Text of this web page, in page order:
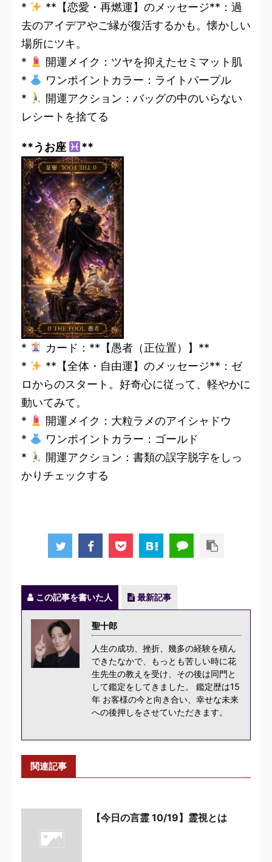
*
**【恋愛・再燃運】のメッセージ**：過
去のアイデアやご縁が復活するかも。懐かしい
場所にツキ。
*
開運メイク：ツヤを抑えたセミマット肌
*
ワンポイントカラー：ライトパープル
*
開運アクション：バッグの中のいらない
レシートを捨てる
**うお座 **
*
カード：**【愚者（正位置）】**
*
**【全体・自由運】のメッセージ**：ゼ
ロからのスタート。好奇心に従って、軽やかに
動いてみて。
*
開運メイク：大粒ラメのアイシャドウ
*
ワンポイントカラー：ゴールド
*
開運アクション：書類の誤字脱字をしっ
かりチェックする
この記事を書いた人 最新記事
聖十郎
人生の成功、挫折、幾多の経験を積ん
できたなかで、もっとも苦しい時に花
生先生の教えを受け、その後は同門と
して鑑定をしてきました。 鑑定歴は15
年 お客様の今と向き合い、幸せな未来
への後押しをさせていただきます。
関連記事
【今日の言霊 10/19】霊視とは